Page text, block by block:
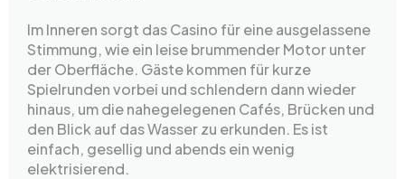
Im Inneren sorgt das Casino für eine ausgelassene
Stimmung, wie ein leise brummender Motor unter
der Oberfläche. Gäste kommen für kurze
Spielrunden vorbei und schlendern dann wieder
hinaus, um die nahegelegenen Cafés, Brücken und
den Blick auf das Wasser zu erkunden. Es ist
einfach, gesellig und abends ein wenig
elektrisierend.